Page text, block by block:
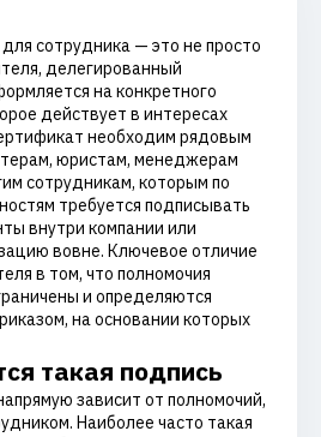
сотрудника — это не просто
делегированный
на конкретного
действует в интересах
необходим рядовым
юристам, менеджерам
сотрудникам, которым по
требуется подписывать
внутри компании или
вовне. Ключевое отличие
в том, что полномочия
и определяются
на основании которых
такая подпись
зависит от полномочий,
Наиболее часто такая